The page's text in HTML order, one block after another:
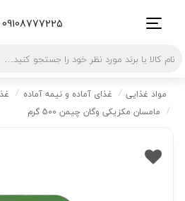
مواد غذایی غذای آماده و نیمه آماده
مامسان مکزیکی وگان چیمن 500 گرم